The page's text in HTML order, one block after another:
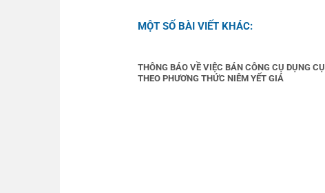
MỘT SỐ BÀI VIẾT KHÁC:
THÔNG BÁO VỀ VIỆC BÁN CÔNG CỤ DỤNG CỤ
THEO PHƯƠNG THỨC NIÊM YẾT GIÁ